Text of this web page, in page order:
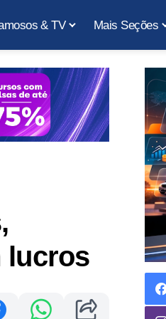
& TV Mais Seções
lucros